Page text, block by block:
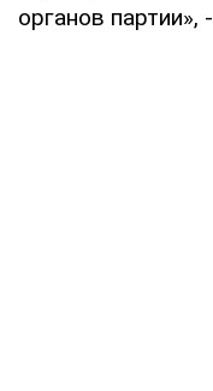
органов партии»,